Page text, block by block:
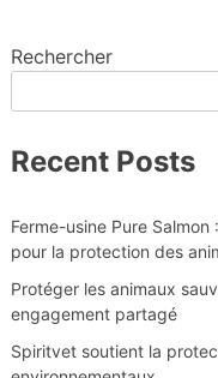
Rechercher
Recent Posts
Ferme-usine Pure
pour la protection des
Protéger les animaux
engagement partagé
Spiritvet soutient la